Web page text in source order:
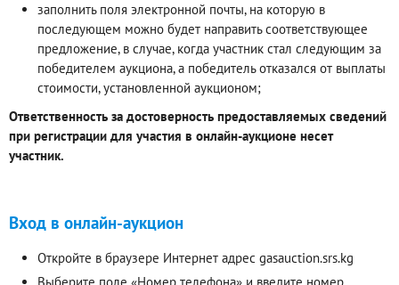
заполнить поля электронной почты, на которую в
последующем можно будет направить соответствующее
предложение, в случае, когда участник стал следующим за
победителем аукциона, а победитель отказался от выплаты
стоимости, установленной аукционом;
Ответственность за достоверность предоставляемых сведений
при регистрации для участия в онлайн-аукционе несет
участник.
Вход в онлайн-аукцион
Откройте в браузере Интернет адрес gasauction.srs.kg